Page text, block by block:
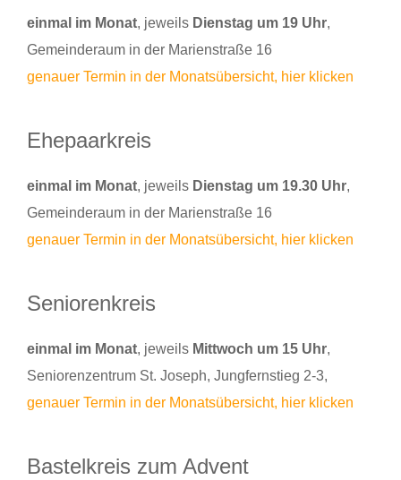
einmal im Monat, jeweils Dienstag um 19 Uhr,
Gemeinderaum in der Marienstraße 16
genauer Termin in der Monatsübersicht, hier klicken
Ehepaarkreis
einmal im Monat, jeweils Dienstag um 19.30 Uhr,
Gemeinderaum in der Marienstraße 16
genauer Termin in der Monatsübersicht, hier klicken
Seniorenkreis
einmal im Monat, jeweils Mittwoch um 15 Uhr,
Seniorenzentrum St. Joseph, Jungfernstieg 2-3,
genauer Termin in der Monatsübersicht, hier klicken
Bastelkreis zum Advent